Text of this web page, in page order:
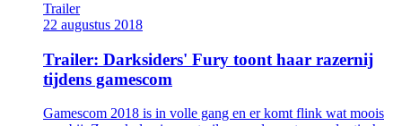
Trailer
22 augustus 2018
Trailer: Darksiders' Fury toont haar razernij
tijdens gamescom
Gamescom 2018 is in volle gang en er komt flink wat moois